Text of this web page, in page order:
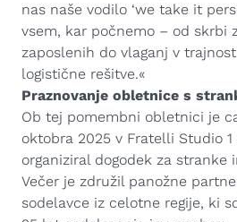
nas naše vodilo ‘we take it
vsem, kar počnemo – od skrbi
zaposlenih do vlaganj v
logistične rešitve.«
Praznovanje obletnice s
Ob tej pomembni obletnici je
oktobra 2025 v Fratelli Studio 1
organiziral dogodek za stranke
Večer je združil panožne
sodelavce iz celotne regije, ki